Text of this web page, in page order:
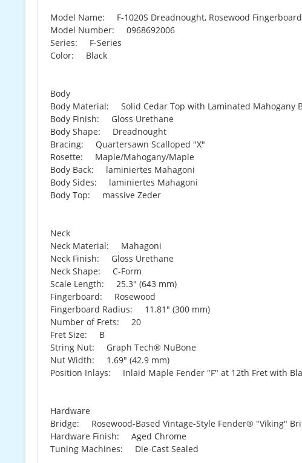
Model Name: F-1020S Dreadnought, Rosewood
Model Number: 0968692006
Series: F-Series
Color: Black
Body
Body Material: Solid Cedar Top with Laminated Mahogany
Body Finish: Gloss Urethane
Body Shape: Dreadnought
Bracing: Quartersawn Scalloped "X"
Rosette: Maple/Mahogany/Maple
Body Back: laminiertes Mahagoni
Body Sides: laminiertes Mahagoni
Body Top: massive Zeder
Neck
Neck Material: Mahagoni
Neck Finish: Gloss Urethane
Neck Shape: C-Form
Scale Length: 25.3" (643 mm)
Fingerboard: Rosewood
Fingerboard Radius: 11.81" (300 mm)
Number of Frets: 20
Fret Size: B
String Nut: Graph Tech® NuBone
Nut Width: 1.69" (42.9 mm)
Position Inlays: Inlaid Maple Fender "F" at 12th Fret with
Hardware
Bridge: Rosewood-Based Vintage-Style Fender® "Viking"
Hardware Finish: Aged Chrome
Tuning Machines: Die-Cast Sealed